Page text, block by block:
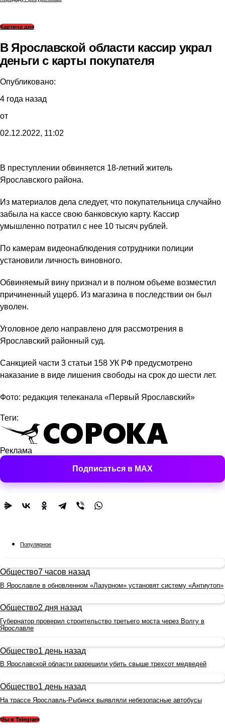
Картина дня
В Ярославской области кассир украл
деньги с карты покупателя
Опубликовано:
4 года назад
от
02.12.2022, 11:02
В преступлении обвиняется 18-летний житель
Ярославского района.
Из материалов дела следует, что покупательница случайно
забыла на кассе свою банковскую карту. Кассир
умышленно потратил с нее 10 тысяч рублей.
По камерам видеонаблюдения сотрудники полиции
установили личность виновного.
Обвиняемый вину признал и в полном объеме возместил
причиненный ущерб. Из магазина в последствии он был
уволен.
Уголовное дело направлено для рассмотрения в
Ярославский районный суд.
Санкцией части 3 статьи 158 УК РФ предусмотрено
наказание в виде лишения свободы на срок до шести лет.
Фото: редакция телеканала «Первый Ярославский»
Теги:
Реклама
Подписаться в MAX
Популярное
Общество7 часов назад
В Ярославле в обновленном «Лазурном» установят систему «Антиутоп»
Общество2 дня назад
Губернатор проверил строительство третьего моста через Волгу в
Ярославле
Общество1 день назад
В Ярославской области разрешили убить свыше трехсот медведей
Общество1 день назад
На трассе Ярославль-Рыбинск выявляли небезопасные автобусы
Мы в Telegram